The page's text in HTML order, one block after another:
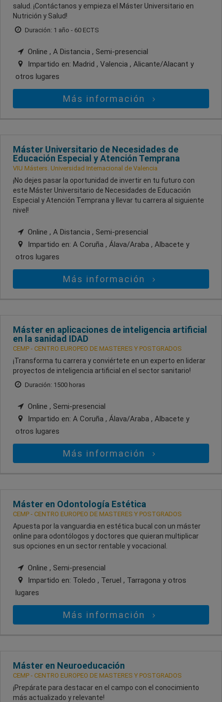
salud. ¡Contáctanos y empieza el Máster Universitario en
Nutrición y Salud!
Duración: 1 año - 60 ECTS
Online , A Distancia , Semi-presencial
Impartido en: Madrid , Valencia , Alicante/Alacant y
otros lugares
Más información
Máster Universitario de Necesidades de
Educación Especial y Atención Temprana
VIU Másters. Universidad Internacional de Valencia
¡No dejes pasar la oportunidad de invertir en tu futuro con
este Máster Universitario de Necesidades de Educación
Especial y Atención Temprana y llevar tu carrera al siguiente
nivel!
Online , A Distancia , Semi-presencial
Impartido en: A Coruña , Álava/Araba , Albacete y
otros lugares
Más información
Máster en aplicaciones de inteligencia artificial
en la sanidad IDAD
CEMP - CENTRO EUROPEO DE MASTERES Y POSTGRADOS
¡Transforma tu carrera y conviértete en un experto en liderar
proyectos de inteligencia artificial en el sector sanitario!
Duración: 1500 horas
Online , Semi-presencial
Impartido en: A Coruña , Álava/Araba , Albacete y
otros lugares
Más información
Máster en Odontología Estética
CEMP - CENTRO EUROPEO DE MASTERES Y POSTGRADOS
Apuesta por la vanguardia en estética bucal con un máster
online para odontólogos y doctores que quieran multiplicar
sus opciones en un sector rentable y vocacional.
Online , Semi-presencial
Impartido en: Toledo , Teruel , Tarragona y otros
lugares
Más información
Máster en Neuroeducación
CEMP - CENTRO EUROPEO DE MASTERES Y POSTGRADOS
¡Prepárate para destacar en el campo con el conocimiento
más actualizado y relevante!